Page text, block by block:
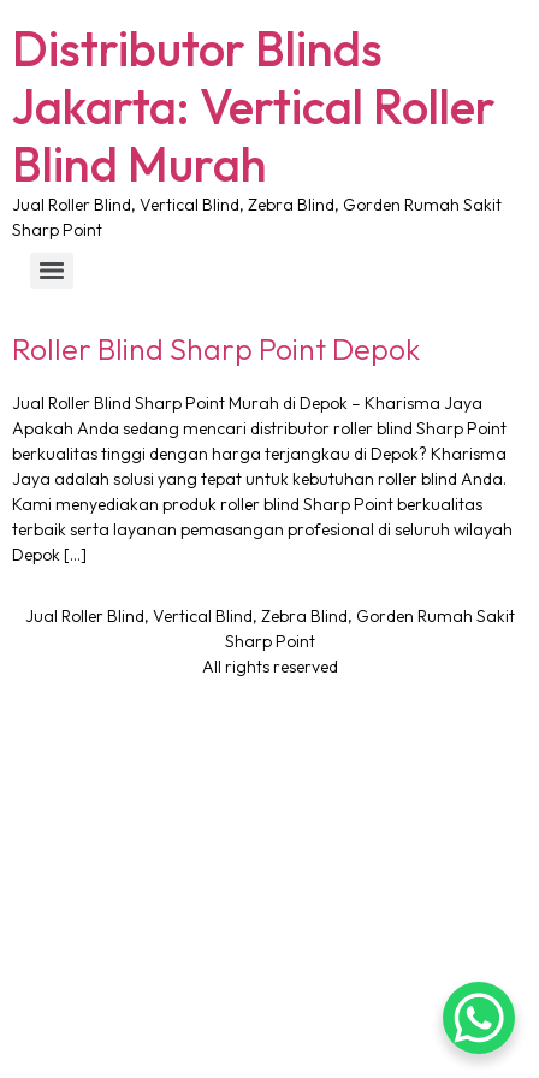
Distributor Blinds
Jakarta: Vertical Roller
Blind Murah
Jual Roller Blind, Vertical Blind, Zebra Blind, Gorden Rumah Sakit
Sharp Point
Roller Blind Sharp Point Depok
Jual Roller Blind Sharp Point Murah di Depok – Kharisma Jaya
Apakah Anda sedang mencari distributor roller blind Sharp Point
berkualitas tinggi dengan harga terjangkau di Depok? Kharisma
Jaya adalah solusi yang tepat untuk kebutuhan roller blind Anda.
Kami menyediakan produk roller blind Sharp Point berkualitas
terbaik serta layanan pemasangan profesional di seluruh wilayah
Depok […]
Jual Roller Blind, Vertical Blind, Zebra Blind, Gorden Rumah Sakit
Sharp Point
All rights reserved